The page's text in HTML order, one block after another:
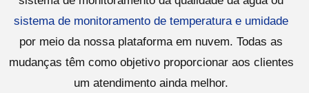
sistema de monitoramento de temperatura e umidade
por meio da nossa plataforma em nuvem. Todas as
mudanças têm como objetivo proporcionar aos clientes
um atendimento ainda melhor.